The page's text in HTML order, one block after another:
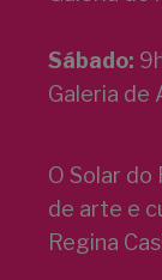
Sábado:
Galeria de
O Solar do
de arte e
Regina